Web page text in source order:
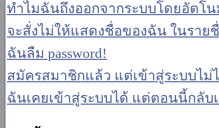
ทำไมฉันถึงออกจากระบบโดยอัตโ
จะสั่งไม่ให้แสดงชื่อของฉัน ในราย
ฉันลืม password!
สมัครสมาชิกแล้ว แต่เข้าสู่ระบบไม่
ฉันเคยเข้าสู่ระบบได้ แต่ตอนนี้กลับ